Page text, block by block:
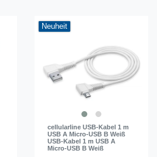
Neuheit
cellularline USB-Kabel 1 m
USB A Micro-USB B Weiß
USB-Kabel 1 m USB A
Micro-USB B Weiß